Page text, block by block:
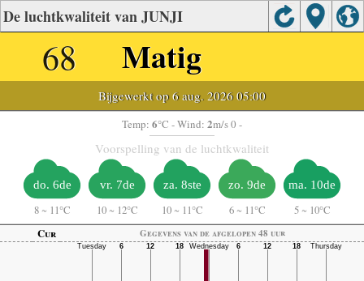
De luchtkwaliteit van JUNJI
68 Matig
Bijgewerkt op 6 aug. 2026 05:00
Temp: 6°C - Wind: 2m/s 0 -
Voorspelling van de luchtkwaliteit
do. 6de
8 ~ 11°C
vr. 7de
10 ~ 12°C
za. 8ste
10 ~ 11°C
zo. 9de
6 ~ 11°C
ma. 10de
5 ~ 10°C
Cur
Gegevens van de afgelopen 48 uur